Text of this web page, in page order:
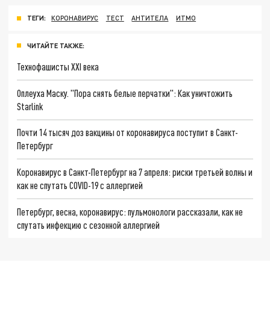
ТЕГИ: КОРОНАВИРУС ТЕСТ АНТИТЕЛА ИТМО
ЧИТАЙТЕ ТАКЖЕ:
Технофашисты XXI века
Оплеуха Маску. "Пора снять белые перчатки": Как уничтожить
Starlink
Почти 14 тысяч доз вакцины от коронавируса поступит в Санкт-
Петербург
Коронавирус в Санкт-Петербург на 7 апреля: риски третьей волны и
как не спутать COVID-19 с аллергией
Петербург, весна, коронавирус: пульмонологи рассказали, как не
спутать инфекцию с сезонной аллергией